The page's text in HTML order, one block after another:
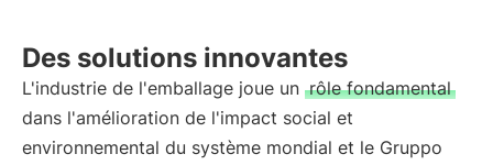
Des solutions innovantes
L'industrie de l'emballage joue un rôle fondamental
dans l'amélioration de l'impact social et
environnemental du système mondial et le Gruppo